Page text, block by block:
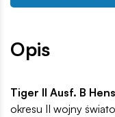
Opis
Tiger II Ausf. B
okresu II wojny